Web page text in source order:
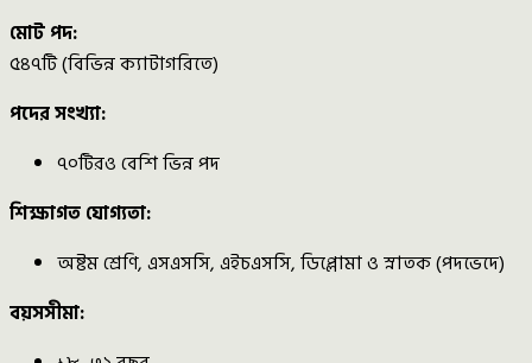
মোট পদ:
৫৪৭টি (বিভিন্ন ক্যাটাগরিতে)
পদের সংখ্যা:
৭০টিরও বেশি ভিন্ন পদ
শিক্ষাগত যোগ্যতা:
অষ্টম শ্রেণি, এসএসসি, এইচএসসি, ডিপ্লোমা ও স্নাতক (পদভেদে)
বয়সসীমা: